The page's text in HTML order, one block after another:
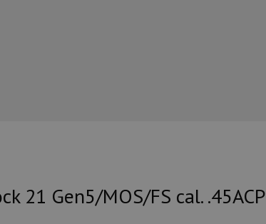
21 Gen5/MOS/FS cal. .45ACP